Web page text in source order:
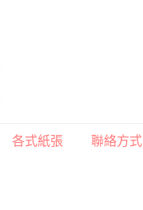
各式紙張 聯絡方式